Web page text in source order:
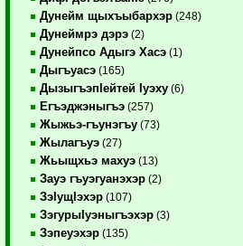
Дунейм щыхъыбархэр (248)
Дунеймрэ дэрэ (2)
Дунейпсо Адыгэ Хасэ (1)
Дыгъуасэ (165)
ДызыгъэпIейтей Iуэху (6)
Егъэджэныгъэ (257)
Жыжьэ-гъунэгъу (73)
Жылагъуэ (27)
Жьыщхьэ махуэ (13)
Зауэ гъуэгуанэхэр (2)
ЗэIущIэхэр (107)
ЗэгурыIуэныгъэхэр (3)
Зэпеуэхэр (135)